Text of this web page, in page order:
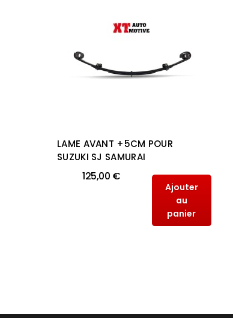
LAME AVANT +5CM POUR
SUZUKI SJ SAMURAI
125,00 €
Ajouter
au
panier